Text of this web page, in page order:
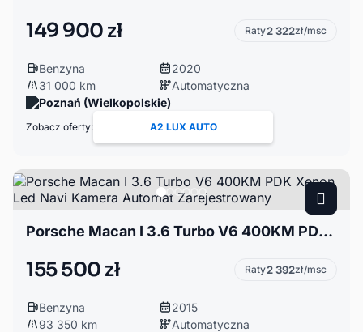
149 900 zł Raty2 322zł/msc
Benzyna
2020
31 000 km
Automatyczna
Poznań (Wielkopolskie)
Zobacz oferty: A2 LUX AUTO
Porsche Macan I 3.6 Turbo V6 400KM PDK Xenon Led Navi Kamera Automat Zarejestrowany
155 500 zł Raty2 392zł/msc
Benzyna
2015
93 350 km
Automatyczna